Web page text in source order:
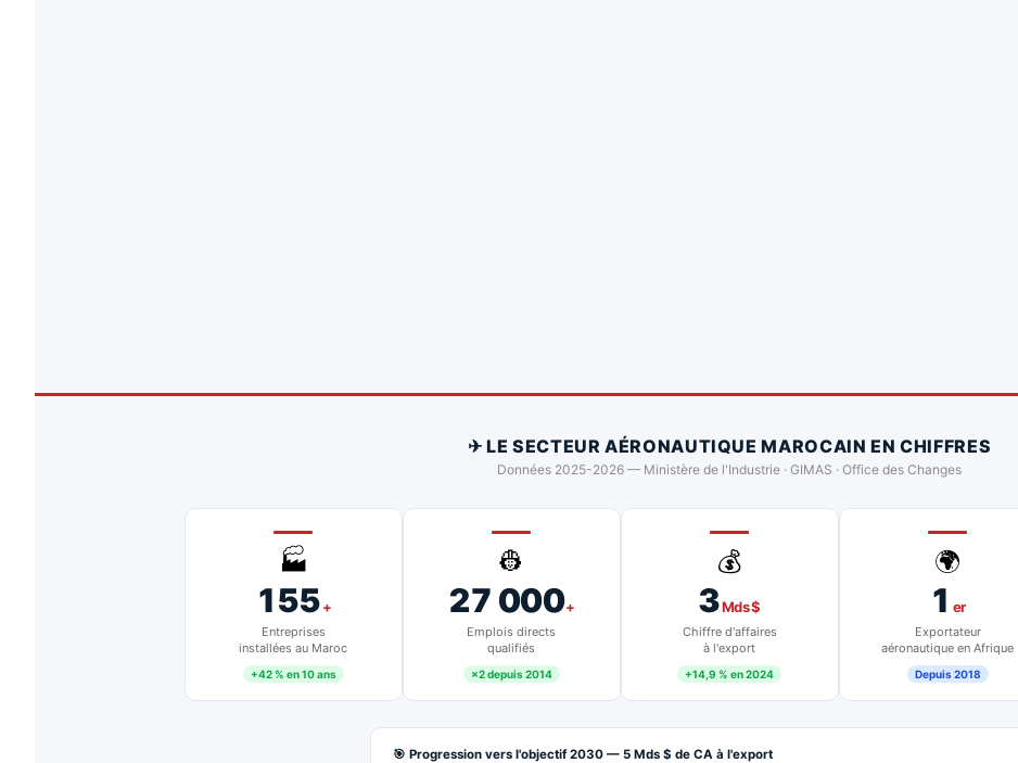
✈ LE SECTEUR AÉRONAUTIQUE MAROCAIN EN CHIFFRES
Données 2025-2026 — Ministère de l'Industrie · GIMAS · Office des Changes
🏭
155+
Entreprises
installées au Maroc
+42 % en 10 ans
👷
27 000+
Emplois directs
qualifiés
×2 depuis 2014
💰
3Mds $
Chiffre d'affaires
à l'export
+14,9 % en 2024
🌍
1 er
Exportateur
aéronautique en Afrique
Depuis 2018
🎯 Progression vers l'objectif 2030 — 5 Mds $ de CA à l'export